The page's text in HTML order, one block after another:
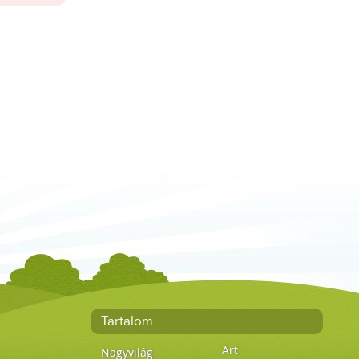
Tartalom
Nagyvilág Art